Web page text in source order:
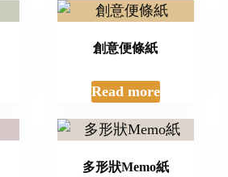
創意便條紙
Read more
多形狀Memo紙